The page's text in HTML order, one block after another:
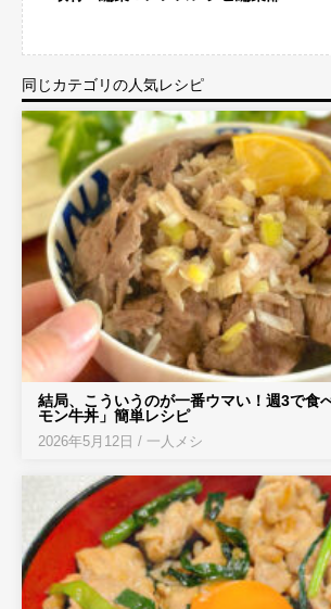
同じカテゴリの人気レシピ
結局、こういうのが一番ウマい！週3で食
モン牛丼」簡単レシピ
2026年5月12日 / 一人メシ